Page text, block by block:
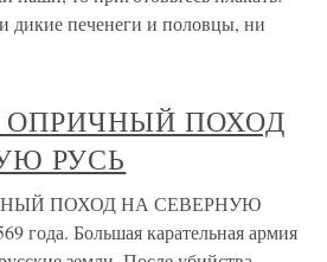
дикие печенеги и половцы, ни
ОПРИЧНЫЙ ПОХОД
РУСЬ
ПОХОД НА СЕВЕРНУЮ
года. Большая карательная армия